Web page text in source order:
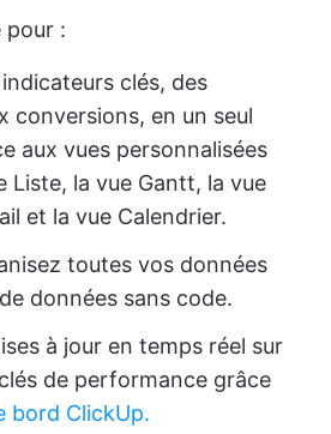
pour :
clés, des
conversions, en un seul
aux vues personnalisées
Liste, la vue Gantt, la vue
et la vue Calendrier.
toutes vos données
données sans code.
à jour en temps réel sur
de performance grâce
bord ClickUp.